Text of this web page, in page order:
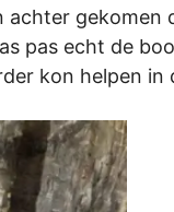
achter
pas echt de
kon helpen in